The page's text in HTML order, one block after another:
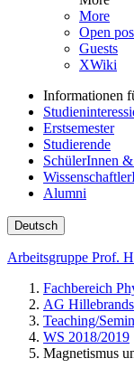
More
Open
Guests
XWiki
Informationen
Erstsemester
Studierende
SchülerInnen
Alumni
Deutsch
Arbeitsgruppe Prof.
Fachbereich
AG Hillebrands
Teaching/
WS 2018/2019
Magnetismus